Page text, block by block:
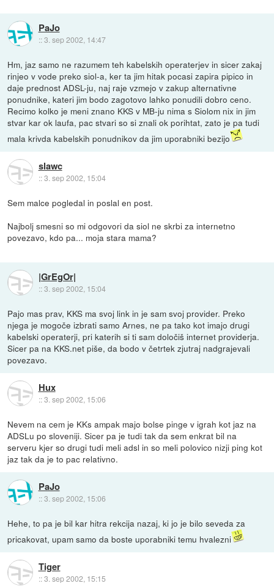
PaJo
::3. sep 2002, 14:47
Hm, jaz samo ne razumem teh kabelskih operaterjev in sicer zakaj
rinjeo v vode preko siol-a, ker ta jim hitak pocasi zapira pipico in
daje prednost ADSL-ju, naj raje vzmejo v zakup alternativne
ponudnike, kateri jim bodo zagotovo lahko ponudili dobro ceno.
Recimo kolko je meni znano KKS v MB-ju nima s Siolom nix in jim
stvar kar ok laufa, pac stvari so si znali ok porihtat, zato je pa tudi
mala krivda kabelskih ponudnikov da jim uporabniki bezijo
slawc
::3. sep 2002, 15:04
Sem malce pogledal in poslal en post.
Najbolj smesni so mi odgovori da siol ne skrbi za internetno
povezavo, kdo pa... moja stara mama?
|GrEgOr|
::3. sep 2002, 15:04
Pajo mas prav, KKS ma svoj link in je sam svoj provider. Preko
njega je mogoče izbrati samo Arnes, ne pa tako kot imajo drugi
kabelski operaterji, pri katerih si ti sam določiš internet providerja.
Sicer pa na KKS.net piše, da bodo v četrtek zjutraj nadgrajevali
povezavo.
Hux
::3. sep 2002, 15:06
Nevem na cem je KKs ampak majo bolse pinge v igrah kot jaz na
ADSLu po sloveniji. Sicer pa je tudi tak da sem enkrat bil na
serveru kjer so drugi tudi meli adsl in so meli polovico nizji ping kot
jaz tak da je to pac relativno.
PaJo
::3. sep 2002, 15:06
Hehe, to pa je bil kar hitra rekcija nazaj, ki jo je bilo seveda za
pricakovat, upam samo da boste uporabniki temu hvalezni
Tiger
::3. sep 2002, 15:15